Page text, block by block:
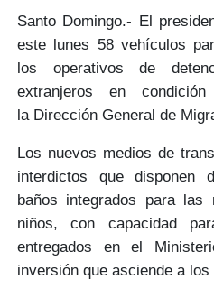
Santo Domingo.- El
este lunes 58 vehículos
los operativos de
extranjeros en
la Dirección General de
Los nuevos medios de
interdictos que disponen
baños integrados para las
niños, con capacidad
entregados en el
inversión que asciende a los